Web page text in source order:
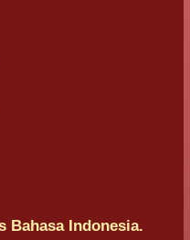
Bahasa Indonesia.